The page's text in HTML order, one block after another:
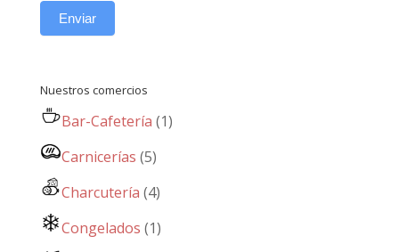
Enviar
Nuestros comercios
Bar-Cafetería (1)
Carnicerías (5)
Charcutería (4)
Congelados (1)